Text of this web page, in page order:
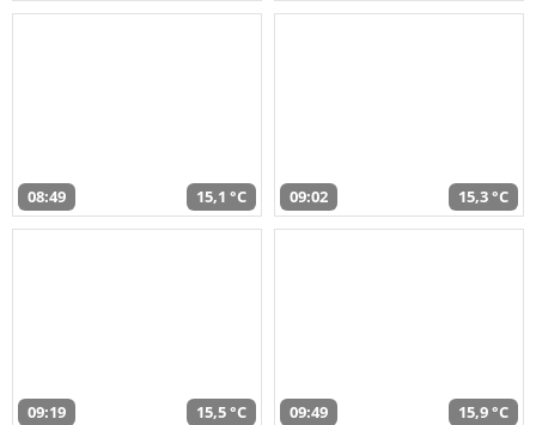
08:49 15,1 °C 09:02 15,3 °C
09:19 15,5 °C 09:49 15,9 °C